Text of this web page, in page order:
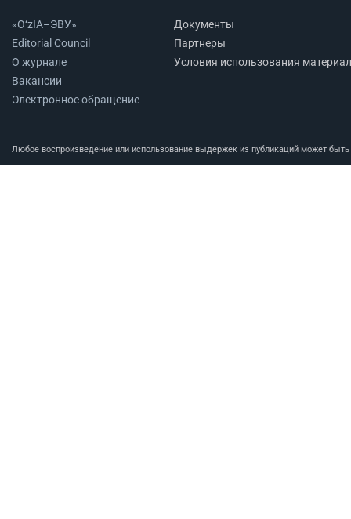
«O‘zIA–ЭВУ»
Editorial Council
О журнале
Вакансии
Электронное обращение
Документы
Партнеры
Условия использования
Любое воспроизведение или использование выдержек из публикаций может